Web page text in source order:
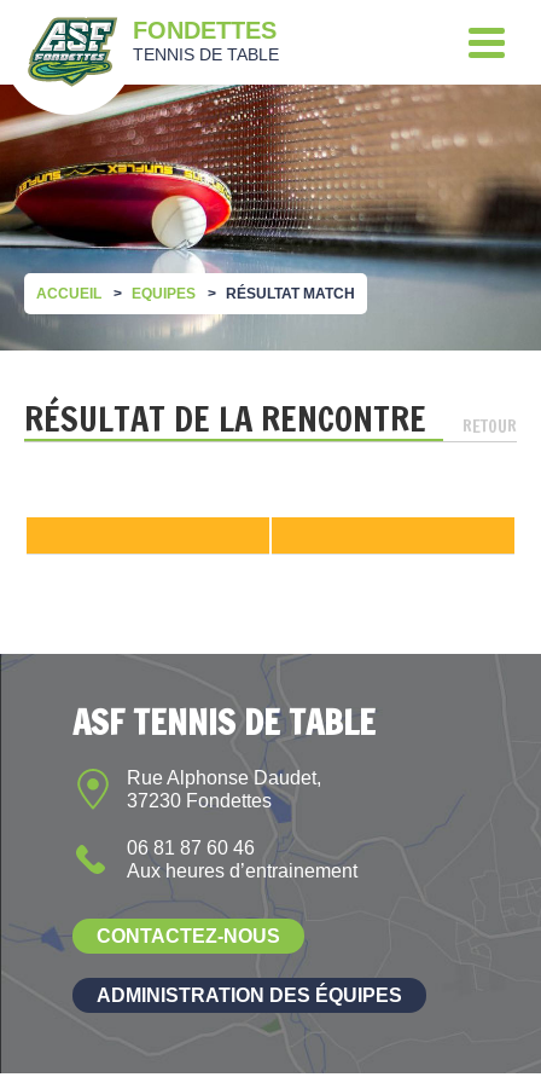
FONDETTES
TENNIS DE TABLE
ACCUEIL EQUIPES RÉSULTAT MATCH
RÉSULTAT DE LA RENCONTRE RETOUR
ASF TENNIS DE TABLE
Rue Alphonse Daudet,
37230 Fondettes
06 81 87 60 46
Aux heures d’entrainement
CONTACTEZ-NOUS
ADMINISTRATION DES ÉQUIPES